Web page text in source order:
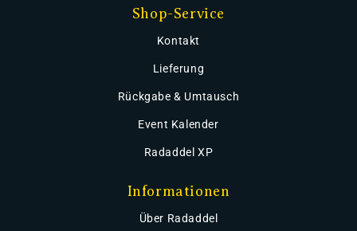
Shop-Service
Kontakt
Lieferung
Rückgabe & Umtausch
Event Kalender
Radaddel XP
Informationen
Über Radaddel